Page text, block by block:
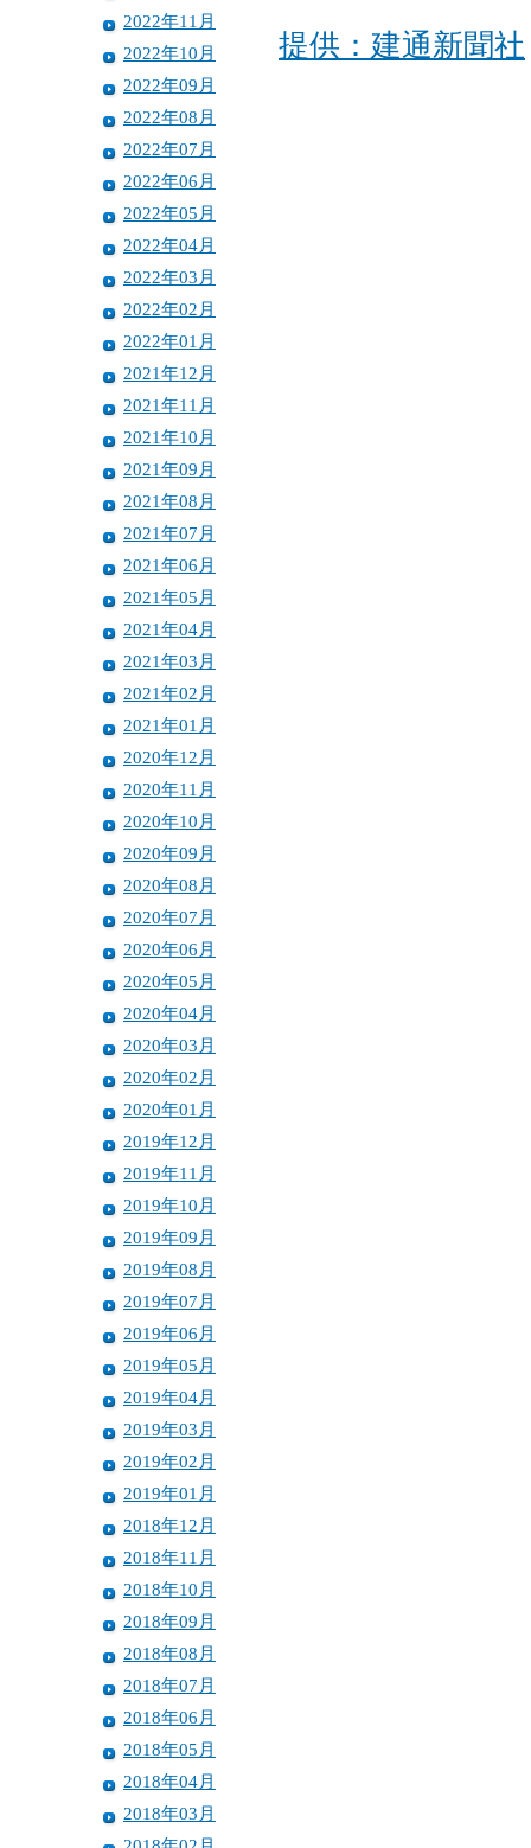
2022年11月
2022年10月
2022年09月
2022年08月
2022年07月
2022年06月
2022年05月
2022年04月
2022年03月
2022年02月
2022年01月
2021年12月
2021年11月
2021年10月
2021年09月
2021年08月
2021年07月
2021年06月
2021年05月
2021年04月
2021年03月
2021年02月
2021年01月
2020年12月
2020年11月
2020年10月
2020年09月
2020年08月
2020年07月
2020年06月
2020年05月
2020年04月
2020年03月
2020年02月
2020年01月
2019年12月
2019年11月
2019年10月
2019年09月
2019年08月
2019年07月
2019年06月
2019年05月
2019年04月
2019年03月
2019年02月
2019年01月
2018年12月
2018年11月
2018年10月
2018年09月
2018年08月
2018年07月
2018年06月
2018年05月
2018年04月
2018年03月
提供：建通新聞社